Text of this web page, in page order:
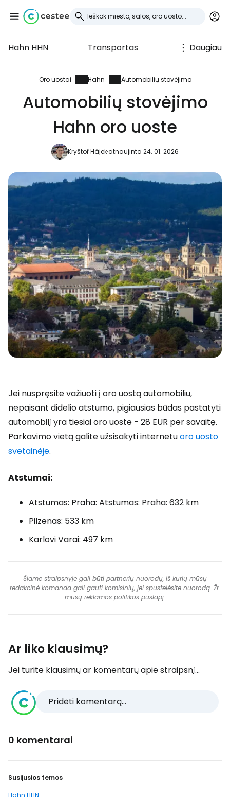
Hahn HHN Transportas Daugiau
Oro uostai Hahn Automobilių stovėjimo
Automobilių stovėjimo
Hahn oro uoste
Kryštof Hájekatnaujinta 24. 01. 2026
Jei nuspręsite važiuoti į oro uostą automobiliu,
nepaisant didelio atstumo, pigiausias būdas pastatyti
automobilį yra tiesiai oro uoste - 28 EUR per savaitę.
Parkavimo vietą galite užsisakyti internetuoro uosto
svetainėje.
Atstumai:
Atstumas: Praha: Atstumas: Praha: 632 km
Pilzenas: 533 km
Karlovi Varai: 497 km
Šiame straipsnyje gali būti partnerių nuorodų, iš kurių mūsų
redakcinė komanda gali gauti komisinių, jei spustelėsite nuorodą. Žr.
mūsų reklamos politikos puslapį.
Ar liko klausimų?
Jei turite klausimų ar komentarų apie straipsnį...
Pridėti komentarą...
0 komentarai
Susijusios temos
Hahn HHN
Prisijunkite prie
Cestee
... pasaulinė kelionių bendruomenė
Tęsti su Facebook
Tęsti el. paštu